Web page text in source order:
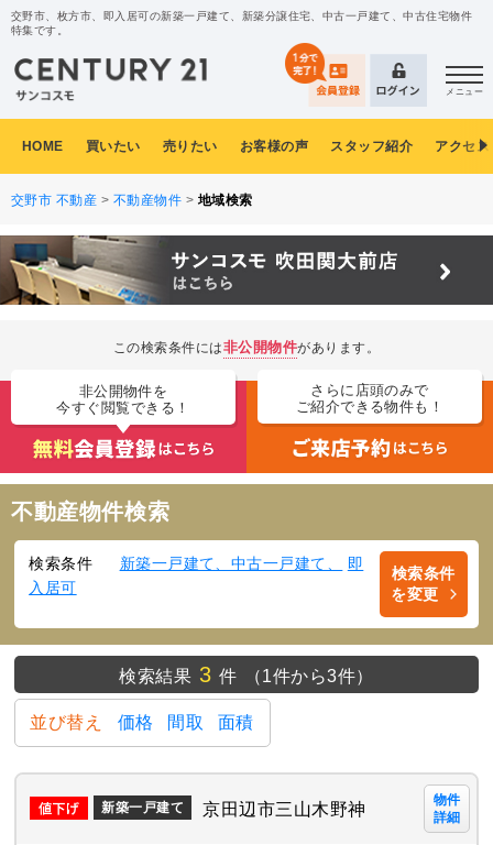
交野市、枚方市、即入居可の新築一戸建て、新築分譲住宅、中古一戸建て、中古住宅物件
特集です。
メニュー
HOME 買いたい 売りたい お客様の声 スタッフ紹介 アクセ
交野市 不動産 > 不動産物件 > 地域検索
この検索条件には非公開物件があります。
非公開物件を
今すぐ閲覧できる！
さらに店頭のみで
ご紹介できる物件も！
不動産物件検索
検索条件 新築一戸建て、中古一戸建て、
即
入居可
検索条件
を変更
検索結果 3 件 （1件から3件）
並び替え 価格 間取 面積
新築一戸建て 京田辺市三山木野神
物件
詳細